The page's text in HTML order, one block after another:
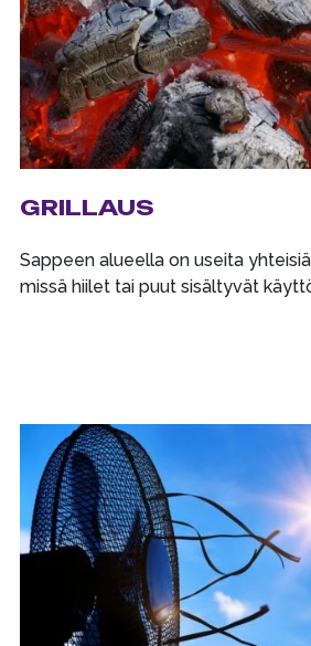
GRILLAUS
Sappeen alueella on useita
missä hiilet tai puut sisältyvät